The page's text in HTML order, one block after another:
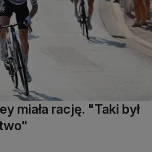
miała rację. "Taki był